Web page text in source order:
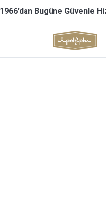
1966’dan Bugüne Güvenle